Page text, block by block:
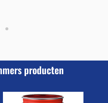
producten